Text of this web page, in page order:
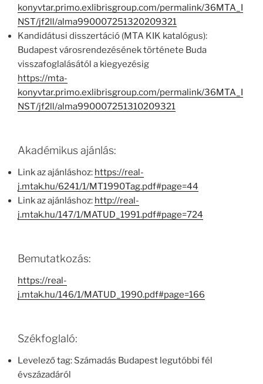
konyvtar.primo.exlibrisgroup.com/permalink/36MTA_I
NST/jf2ll/alma990007251320209321
Kandidátusi disszertáció (MTA KIK katalógus):
Budapest városrendezésének története Buda
visszafoglalásától a kiegyezésig
https://mta-
konyvtar.primo.exlibrisgroup.com/permalink/36MTA_I
NST/jf2ll/alma990007251310209321
Akadémikus ajánlás:
Link az ajánláshoz: https://real-
j.mtak.hu/6241/1/MT1990Tag.pdf#page=44
Link az ajánláshoz: http://real-
j.mtak.hu/147/1/MATUD_1991.pdf#page=724
Bemutatkozás:
https://real-
j.mtak.hu/146/1/MATUD_1990.pdf#page=166
Székfoglaló:
Levelező tag: Számadás Budapest legutóbbi fél
évszázadáról